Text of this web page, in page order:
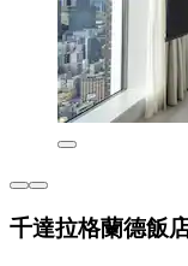
千達拉格蘭德飯